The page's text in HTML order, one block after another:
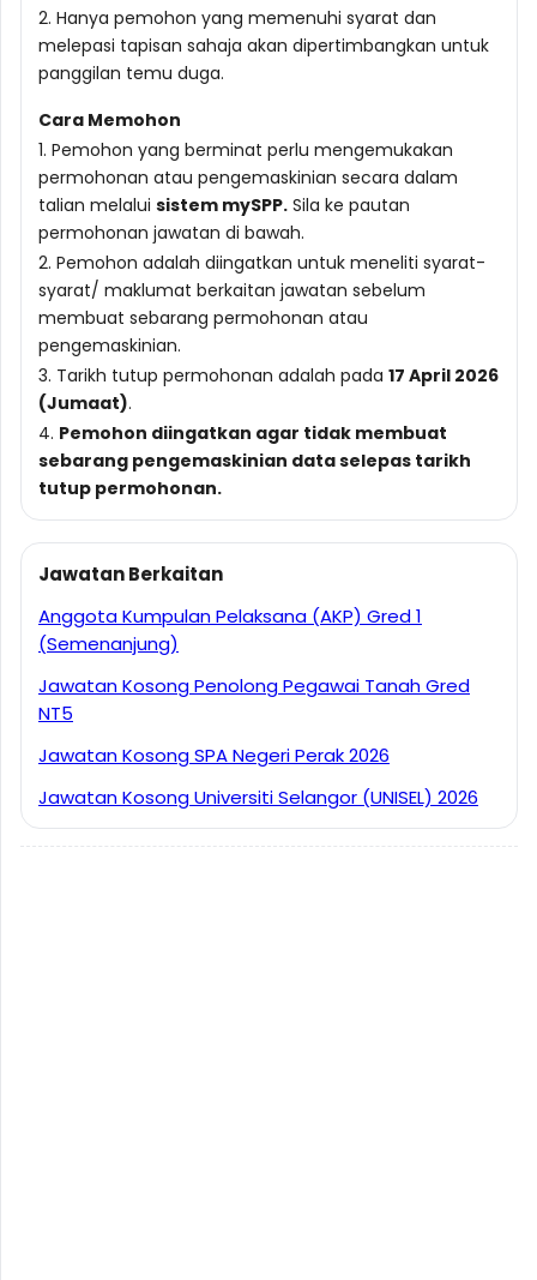
2. Hanya pemohon yang memenuhi syarat dan
melepasi tapisan sahaja akan dipertimbangkan untuk
panggilan temu duga.
Cara Memohon
1. Pemohon yang berminat perlu mengemukakan
permohonan atau pengemaskinian secara dalam
talian melalui sistem mySPP. Sila ke pautan
permohonan jawatan di bawah.
2. Pemohon adalah diingatkan untuk meneliti syarat-
syarat/ maklumat berkaitan jawatan sebelum
membuat sebarang permohonan atau
pengemaskinian.
3. Tarikh tutup permohonan adalah pada 17 April 2026
(Jumaat).
4. Pemohon diingatkan agar tidak membuat
sebarang pengemaskinian data selepas tarikh
tutup permohonan.
Jawatan Berkaitan
Anggota Kumpulan Pelaksana (AKP) Gred 1
(Semenanjung)
Jawatan Kosong Penolong Pegawai Tanah Gred
NT5
Jawatan Kosong SPA Negeri Perak 2026
Jawatan Kosong Universiti Selangor (UNISEL) 2026